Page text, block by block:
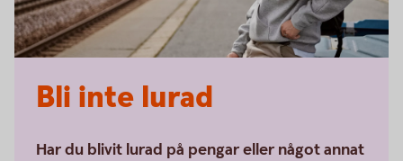
Bli inte lurad
Har du blivit lurad på pengar eller något annat